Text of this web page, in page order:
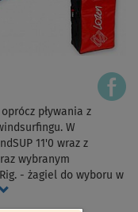
pływania z
W
11'0 wraz z
wybranym
- żagiel do wyboru w